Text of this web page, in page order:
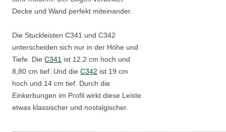
Decke und Wand perfekt miteinander.
Die Stuckleisten C341 und C342
unterscheiden sich nur in der Höhe und
Tiefe. Die C341 ist 12,2 cm hoch und
8,80 cm tief. Und die C342 ist 19 cm
hoch und 14 cm tief. Durch die
Einkerbungen im Profil wirkt diese Leiste
etwas klassischer und nostalgischer.